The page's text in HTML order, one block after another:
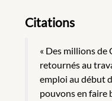
Citations
« Des millions
retournés au
emploi au début
pouvons en faire